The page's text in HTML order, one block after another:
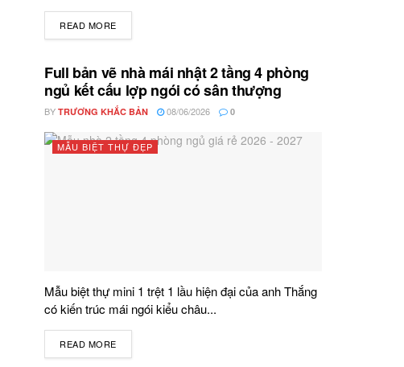
READ MORE
Full bản vẽ nhà mái nhật 2 tầng 4 phòng
ngủ kết cấu lợp ngói có sân thượng
BY TRƯƠNG KHẮC BẢN 08/06/2026 0
MẪU BIỆT THỰ ĐẸP
Mẫu biệt thự mini 1 trệt 1 lầu hiện đại của anh Thắng
có kiến trúc mái ngói kiểu châu...
READ MORE